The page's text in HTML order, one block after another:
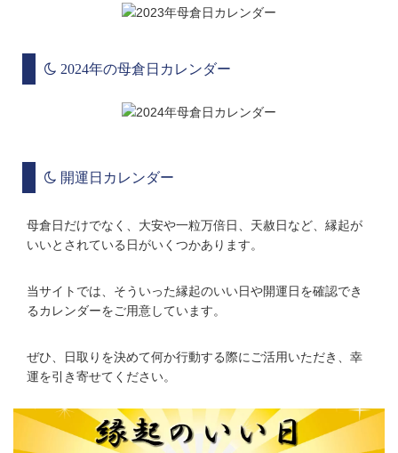
2024年の母倉日カレンダー
開運日カレンダー
母倉日だけでなく、大安や一粒万倍日、天赦日など、縁起が
いいとされている日がいくつかあります。
当サイトでは、そういった縁起のいい日や開運日を確認でき
るカレンダーをご用意しています。
ぜひ、日取りを決めて何か行動する際にご活用いただき、幸
運を引き寄せてください。